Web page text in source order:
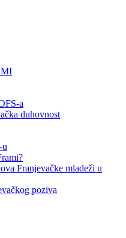
a
duhovnost
u
Franjevačke mladeži u
poziva